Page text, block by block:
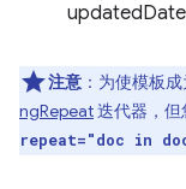
updatedDate
注意 ：为使模板
ngRepeat迭代器，
repeat="doc in